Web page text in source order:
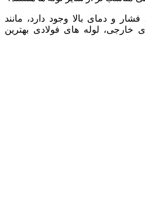
و دمای بالا وجود دارد، مانند
لوله‌ های فولادی بهترین